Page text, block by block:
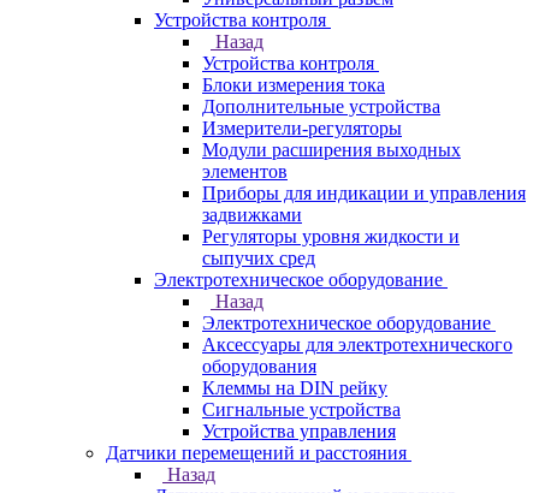
Устройства контроля
Назад
Устройства контроля
Блоки измерения тока
Дополнительные устройства
Измерители-регуляторы
Модули расширения выходных
элементов
Приборы для индикации и управления
задвижками
Регуляторы уровня жидкости и
сыпучих сред
Электротехническое оборудование
Назад
Электротехническое оборудование
Аксессуары для электротехнического
оборудования
Клеммы на DIN рейку
Сигнальные устройства
Устройства управления
Датчики перемещений и расстояния
Назад